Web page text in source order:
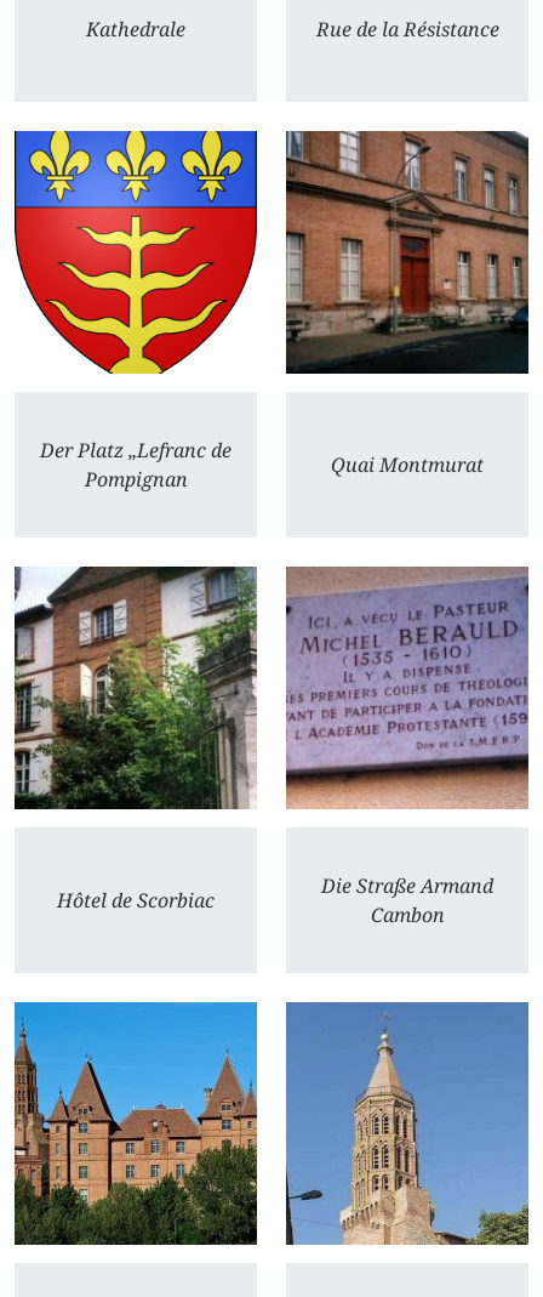
Kathedrale Rue de la Résistance
Der Platz „Lefranc de
Pompignan
Quai Montmurat
Hôtel de Scorbiac
Die Straße Armand
Cambon